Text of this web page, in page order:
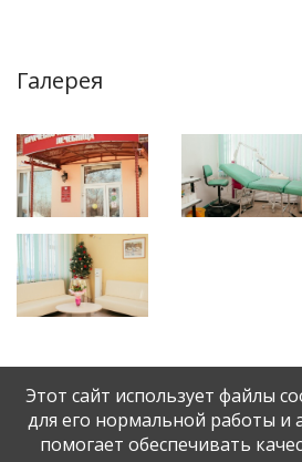
Галерея
Этот сайт использует файлы
для его нормальной работы и
помогает обеспечивать